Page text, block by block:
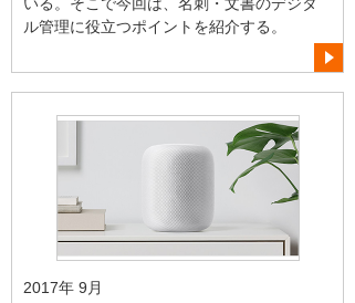
ル管理に役立つポイントを紹介する。
2017年 9月